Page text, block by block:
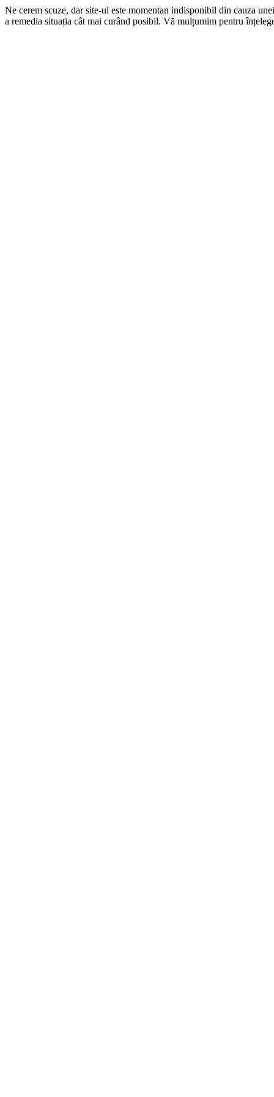
Ne cerem scuze, dar site-ul este momentan indisponibil din cauza
a remedia situația cât mai curând posibil. Vă mulțumim pentru